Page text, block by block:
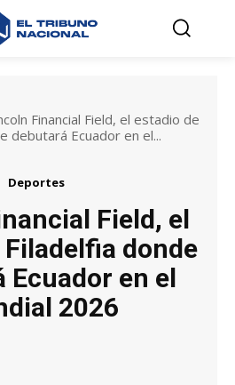
Financial Field, el estadio de
debutará Ecuador en el...
Deportes
Field, el
donde
Ecuador en el
2026